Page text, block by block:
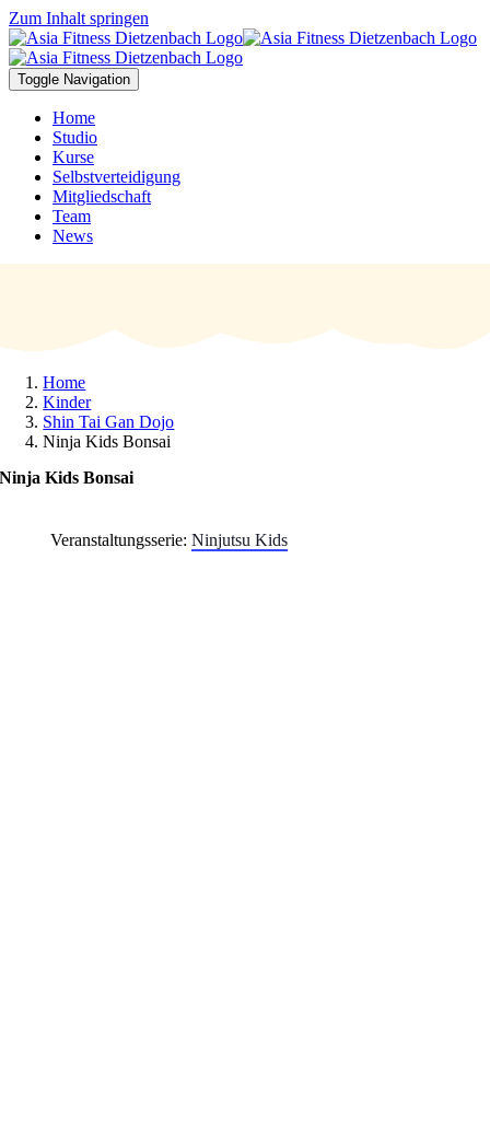
Zum Inhalt springen
Toggle Navigation
Home
Studio
Kurse
Selbstverteidigung
Mitgliedschaft
Team
News
Home
Kinder
Shin Tai Gan Dojo
Ninja Kids Bonsai
Ninja Kids Bonsai
Veranstaltungsserie: Ninjutsu Kids